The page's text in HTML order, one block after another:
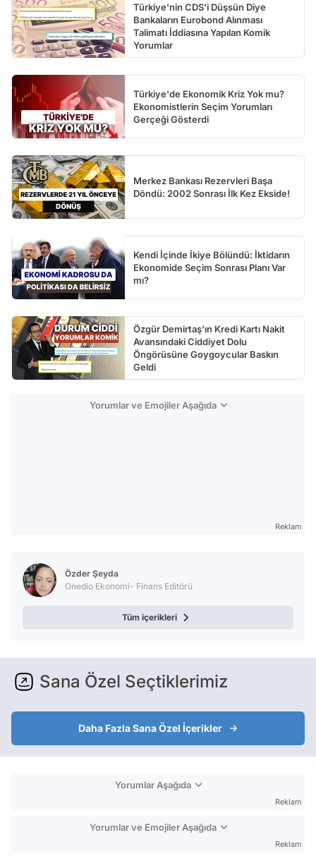
Türkiye'nin CDS'i Düşsün Diye
Bankaların Eurobond Alınması
Talimatı İddiasına Yapılan Komik
Yorumlar
Türkiye'de Ekonomik Kriz Yok mu?
Ekonomistlerin Seçim Yorumları
Gerçeği Gösterdi
Merkez Bankası Rezervleri Başa
Döndü: 2002 Sonrası İlk Kez Ekside!
Kendi İçinde İkiye Bölündü: İktidarın
Ekonomide Seçim Sonrası Planı Var
mı?
Özgür Demirtaş'ın Kredi Kartı Nakit
Avansındaki Ciddiyet Dolu
Öngörüsüne Goygoycular Baskın
Geldi
Yorumlar ve Emojiler Aşağıda
Reklam
Özder Şeyda
Onedio Ekonomi- Finans Editörü
Tüm içerikleri
Sana Özel Seçtiklerimiz
Daha Fazla Sana Özel İçerikler
Yorumlar Aşağıda
Reklam
Yorumlar ve Emojiler Aşağıda
Reklam